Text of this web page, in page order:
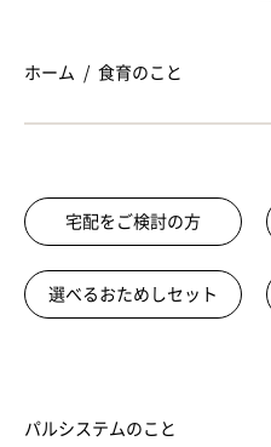
ホーム 食育のこと
宅配をご検討の方
選べるおためしセット
パルシステムのこと